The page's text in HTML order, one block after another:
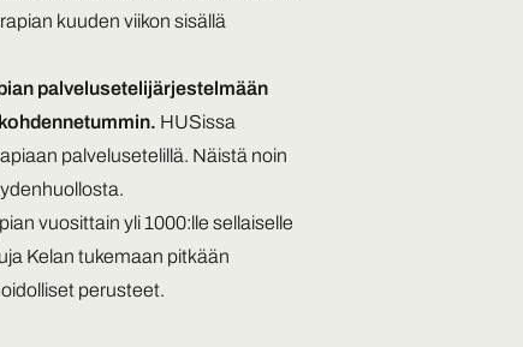
kuuden viikon sisällä
palvelusetelijärjestelmään
HUSissa
palvelusetelillä. Näistä noin
vuosittain yli 1000:lle sellaiselle
Kelan tukemaan pitkään
perusteet.